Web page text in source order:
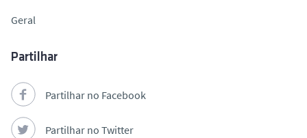
Geral
Partilhar
Partilhar no Facebook
Partilhar no Twitter